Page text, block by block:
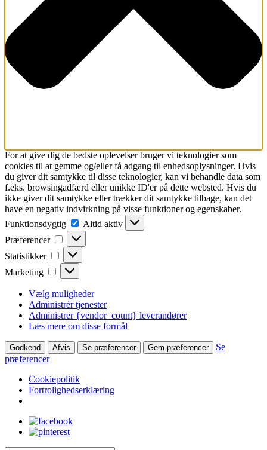
For at give dig de bedste oplevelser bruger vi teknologier som
cookies til at gemme og/eller få adgang til enhedsoplysninger. Hvis
du giver dit samtykke til disse teknologier, kan vi behandle data som
f.eks. browsingadfærd eller unikke ID'er på dette websted. Hvis du
ikke giver dit samtykke eller trækker dit samtykke tilbage, kan det
have en negativ indvirkning på visse funktioner og egenskaber.
Funktionsdygtig
Funktionsdygtig
Altid aktiv
Præferencer
Præferencer
Statistikker Statistikker
Marketing Marketing
Vælg muligheder
Administrér tjenester
Administrer {vendor_count} leverandører
Læs mere om disse formål
Godkend Afvis Se præferencer Gem præferencer
Se
præferencer
Cookiepolitik
Fortrolighedserklæring